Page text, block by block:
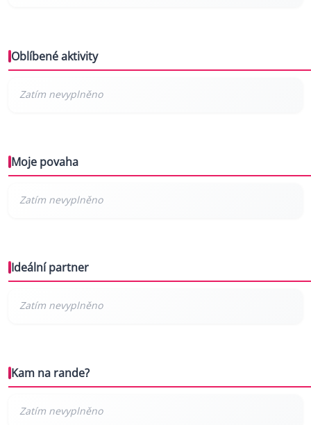
Oblíbené aktivity
Moje povaha
Ideální partner
Kam na rande?